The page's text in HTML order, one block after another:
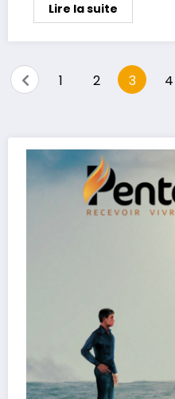
Lire la suite
1 2 3 4